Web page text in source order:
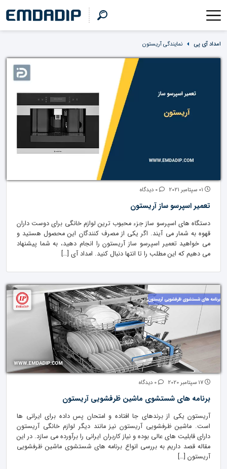
امداد آی پی نمایندگی آریستون
تعمیر اسپرسو ساز آریستون
دستگاه های اسپرسو ساز جزء محبوب ترین لوازم خانگی برای دوست داران
قهوه به شمار می آیند. اگر یکی از مصرف کنندگان این محصول هستید و
می خواهید تعمیر اسپرسو ساز آریستون را انجام دهید، به شما پیشنهاد
می دهیم که این مطلب را تا انتها دنبال کنید. امداد آی […]
برنامه های شستشوی ماشین ظرفشویی آریستون
آریستون یکی از برندهای جا افتاده و امتحان پس داده برای ایرانی ها
است. ماشین ظرفشویی آریستون نیز مانند دیگر لوازم خانگی آریستون
دارای قابلیت های عالی بوده و نیاز کاربران ایرانی را برآورده می سازد. در این
مقاله قصد داریم به بررسی انواع برنامه های شستشوی ماشین ظرفشویی
آریستون […]